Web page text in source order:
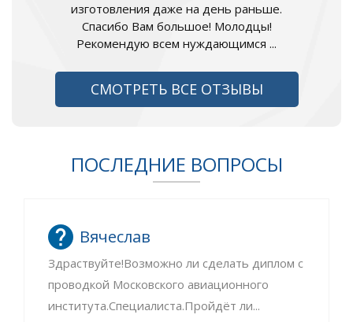
изготовления даже на день раньше.
Спасибо Вам большое! Молодцы!
Рекомендую всем нуждающимся ...
СМОТРЕТЬ ВСЕ ОТЗЫВЫ
ПОСЛЕДНИЕ ВОПРОСЫ
Вячеслав
Здраствуйте!Возможно ли сделать диплом с
проводкой Московского авиационного
института.Специалиста.Пройдёт ли...